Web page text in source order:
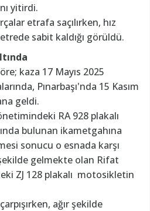
yitirdi.
etrafa saçılırken, hız
sabit kaldığı görüldü.
kaza 17 Mayıs 2025
Pınarbaşı'nda 15 Kasım
geldi.
RA 928 plakalı
bulunan ikametgahına
sonucu o esnada karşı
gelmekte olan Rifat
ZJ 128 plakalı motosikletin
ağır şekilde